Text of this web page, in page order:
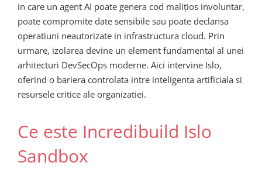
in care un agent AI poate genera cod malițios involuntar,
poate compromite date sensibile sau poate declansa
operatiuni neautorizate in infrastructura cloud. Prin
urmare, izolarea devine un element fundamental al unei
arhitecturi DevSecOps moderne. Aici intervine Islo,
oferind o bariera controlata intre inteligenta artificiala si
resursele critice ale organizatiei.
Ce este Incredibuild Islo
Sandbox